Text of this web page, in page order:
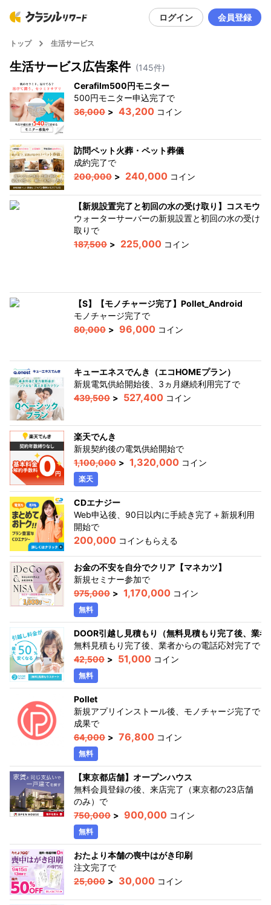
ログイン 会員登録
トップ 生活サービス
生活サービス広告案件 (145件)
Cerafilm500円モニター
500円モニター申込完了で
36,000 > 43,200 コイン
訪問ペット火葬・ペット葬儀
成約完了で
200,000 > 240,000 コイン
【新規設置完了と初回の水の受け取り】コスモウ
ウォーターサーバーの新規設置と初回の水の受け
取り で
187,500 > 225,000 コイン
【S】【モノチャージ完了】Pollet_Android
モノチャージ完了で
80,000 > 96,000 コイン
キューエネスでんき（エコHOMEプラン）
新規電気供給開始後、3ヵ月継続利用完了で
439,500 > 527,400 コイン
楽天でんき
新規契約後の電気供給開始で
1,100,000 > 1,320,000 コイン
楽天
CDエナジー
Web申込後、90日以内に手続き完了＋新規利用
開始で
200,000 コインもらえる
お金の不安を自分でクリア【マネカツ】
新規セミナー参加で
975,000 > 1,170,000 コイン
無料
DOOR引越し見積もり（無料見積もり完了後、業
無料見積もり完了後、業者からの電話応対完了で
42,500 > 51,000 コイン
無料
Pollet
新規アプリインストール後、モノチャージ完了で
成果で
64,000 > 76,800 コイン
無料
【東京都店舗】オープンハウス
無料会員登録の後、来店完了（東京都の23店舗
のみ） で
750,000 > 900,000 コイン
無料
おたより本舗の喪中はがき印刷
注文完了で
25,000 > 30,000 コイン